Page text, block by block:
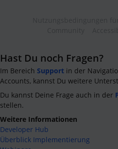
Hast Du noch Fragen?
Im Bereich Support in der
Accounts, kannst Du weitere
Du kannst Deine Frage auch in der
stellen.
Weitere Informationen
Developer Hub
Überblick Implementierung